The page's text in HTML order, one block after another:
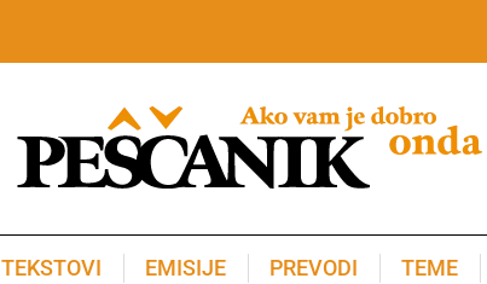
TEKSTOVI EMISIJE PREVODI TEME